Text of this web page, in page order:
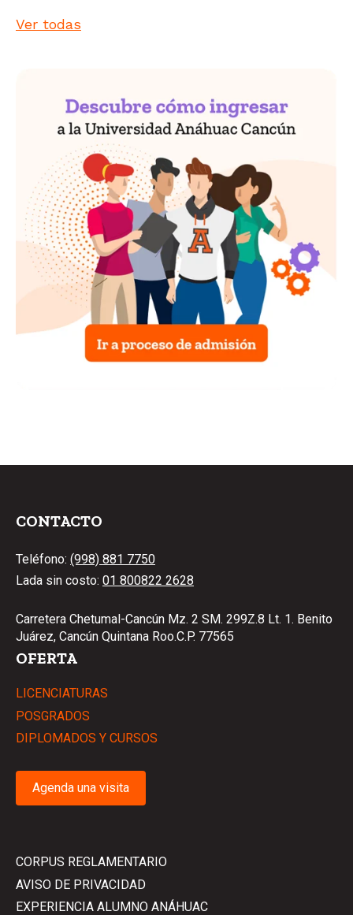
Ver todas
CONTACTO
Teléfono: (998) 881 7750
Lada sin costo: 01 800822 2628
Carretera Chetumal-Cancún Mz. 2 SM. 299Z.8 Lt. 1. Benito
Juárez, Cancún Quintana Roo.C.P. 77565
OFERTA
LICENCIATURAS
POSGRADOS
DIPLOMADOS Y CURSOS
Agenda una visita
CORPUS REGLAMENTARIO
AVISO DE PRIVACIDAD
EXPERIENCIA ALUMNO ANÁHUAC